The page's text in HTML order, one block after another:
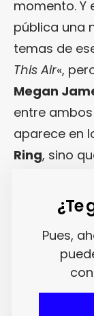
momento. Y
pública una
temas de
This Air«,
Megan
entre
aparece en
Ring, sino
Purity Ring
Era
devolviera
¿Te
Pues,